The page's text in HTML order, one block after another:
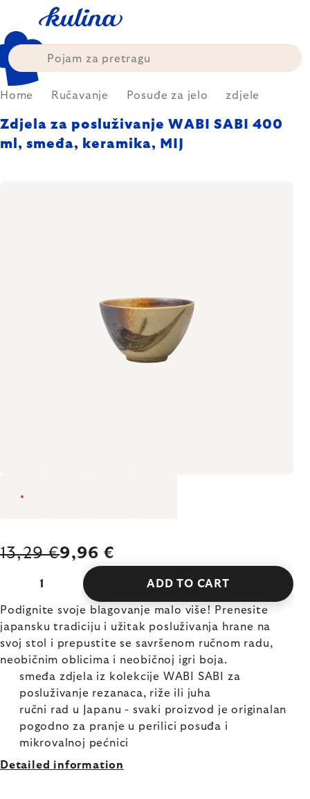
content
Home Ručavanje Posuđe za jelo zdjele
Zdjela za posluživanje WABI SABI 400
ml, smeđa, keramika, MIJ
13,29 €9,96 €
ADD TO CART
Podignite svoje blagovanje malo više! Prenesite
japansku tradiciju i užitak posluživanja hrane na
svoj stol i prepustite se savršenom ručnom radu,
neobičnim oblicima i neobičnoj igri boja.
smeđa zdjela iz kolekcije WABI SABI za
posluživanje rezanaca, riže ili juha
ručni rad u Japanu - svaki proizvod je originalan
pogodno za pranje u perilici posuđa i
mikrovalnoj pećnici
Detailed information